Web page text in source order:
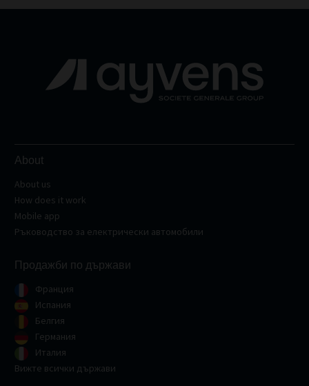
About
About us
How does it work
Mobile app
Ръководство за електрически автомобили
Продажби по държави
Франция
Испания
Белгия
Германия
Италия
Вижте всички държави